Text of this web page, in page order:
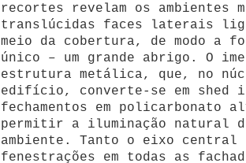
recortes revelam os ambientes
translúcidas faces laterais
meio da cobertura, de modo a
único – um grande abrigo. O
estrutura metálica, que, no
edifício, converte-se em shed
fechamentos em policarbonato
permitir a iluminação natural
ambiente. Tanto o eixo central
fenestrações em todas as